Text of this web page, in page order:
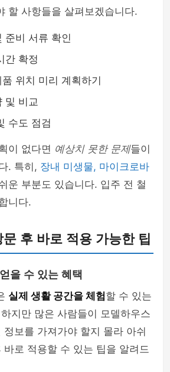
할 사항들을 살펴보겠습니다.
준비 서류 확인
간 확정
위치 미리 계획하기
및 비교
수도 점검
이 없다면 예상치 못한 문제들이
. 특히, 장내 미생물, 마이크로바
운 부분도 있습니다. 입주 전 철
니다.
후 바로 적용 가능한 팁
을 수 있는 혜택
실제 생활 공간을 체험할 수 있는
지만 많은 사람들이 모델하우스
보를 가져가야 할지 몰라 아쉬
바로 적용할 수 있는 팁을 알려드